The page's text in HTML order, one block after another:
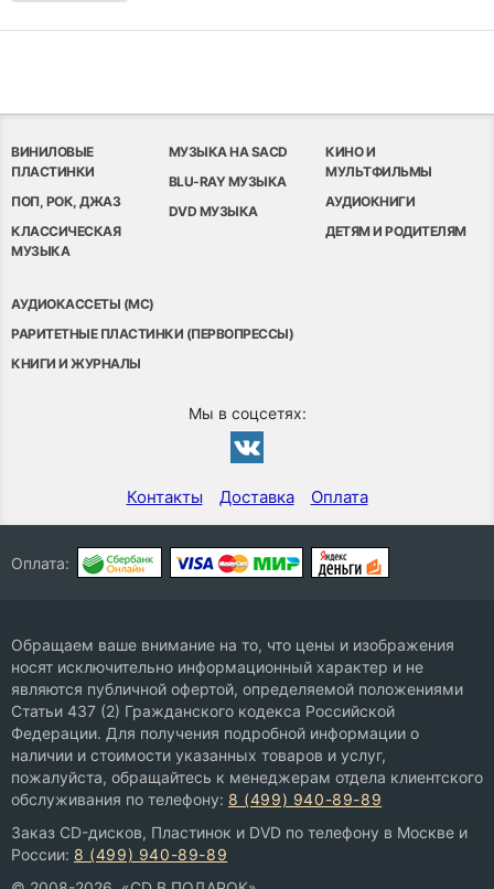
ВИНИЛОВЫЕ
ПЛАСТИНКИ
ПОП, РОК, ДЖАЗ
КЛАССИЧЕСКАЯ
МУЗЫКА
МУЗЫКА НА SACD
BLU-RAY МУЗЫКА
DVD МУЗЫКА
КИНО И
МУЛЬТФИЛЬМЫ
АУДИОКНИГИ
ДЕТЯМ И РОДИТЕЛЯМ
АУДИОКАССЕТЫ (MC)
РАРИТЕТНЫЕ ПЛАСТИНКИ (ПЕРВОПРЕССЫ)
КНИГИ И ЖУРНАЛЫ
Мы в соцсетях:
Контакты Доставка Оплата
Оплата:
Обращаем ваше внимание на то, что цены и изображения
носят исключительно информационный характер и не
являются публичной офертой, определяемой положениями
Статьи 437 (2) Гражданского кодекса Российской
Федерации. Для получения подробной информации о
наличии и стоимости указанных товаров и услуг,
пожалуйста, обращайтесь к менеджерам отдела клиентского
обслуживания по телефону: 8 (499) 940-89-89
Заказ CD-дисков, Пластинок и DVD по телефону в Москве и
России: 8 (499) 940-89-89